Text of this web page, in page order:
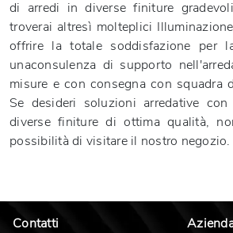
di arredi in diverse finiture
troverai altresì molteplici Illuminazione
offrire la totale soddisfazione per
unaconsulenza di supporto
misure e con consegna con squadra
Se desideri soluzioni arredative con
diverse finiture di ottima qualità,
possibilità di visitare il nostro negozio.
Contatti